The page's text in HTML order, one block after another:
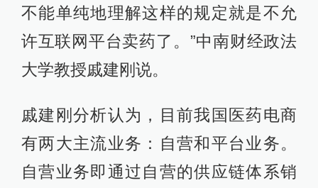
不能单纯地理解这样的规定就是不允
许互联网平台卖药了。”中南财经政法
大学教授戚建刚说。
戚建刚分析认为，目前我国医药电商
有两大主流业务：自营和平台业务。
自营业务即通过自营的供应链体系销